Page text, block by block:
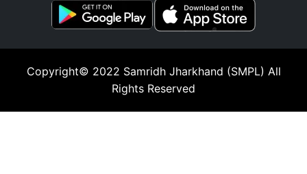
Copyright© 2022 Samridh Jharkhand (SMPL) All
Rights Reserved